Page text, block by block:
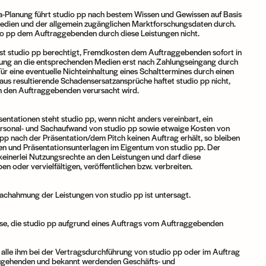
führt studio pp nach bestem Wissen und Gewissen auf Basis
und der allgemein zugänglichen Marktforschungsdaten durch.
pp dem Auftraggebenden durch diese Leistungen nicht.
studio pp berechtigt, Fremdkosten dem Auftraggebenden sofort in
an die entsprechenden Medien erst nach Zahlungseingang durch
eine eventuelle Nichteinhaltung eines Schalttermines durch einen
resultierende Schadensersatzansprüche haftet studio pp nicht,
Auftraggebenden verursacht wird.
steht studio pp, wenn nicht anders vereinbart, ein
und Sachaufwand von studio pp sowie etwaige Kosten von
nach der Präsentation/dem Pitch keinen Auftrag erhält, so bleiben
und Präsentationsunterlagen im Eigentum von studio pp. Der
Nutzungsrechte an den Leistungen und darf diese
oder vervielfältigen, veröffentlichen bzw. verbreiten.
der Leistungen von studio pp ist untersagt.
die studio pp aufgrund eines Auftrags vom Auftraggebenden
ihm bei der Vertragsdurchführung von studio pp oder im Auftrag
und bekannt werdenden Geschäfts- und